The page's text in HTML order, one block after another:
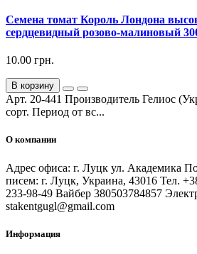
Семена томат Король Лондона
сердцевидный розово-малиновый
10.00 грн.
В корзину
Арт. 20-441 Производитель Гелиос
сорт. Период от вс...
О компании
Адрес офиса: г. Луцк ул. Академика
писем: г. Луцк, Украина, 43016 Тел.
233-98-49 Вайбер 380503784857
stakentgugl@gmail.com
Информация